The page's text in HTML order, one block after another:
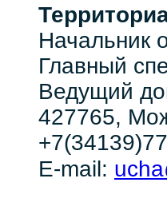
Начальник
Главный
Ведущий
427765,
E-mail: